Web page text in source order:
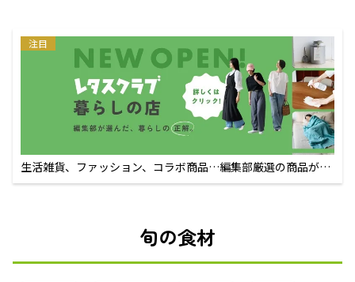
注目
生活雑貨、ファッション、コラボ商品…編集部厳選の商品が買
えるECサイト
旬の食材